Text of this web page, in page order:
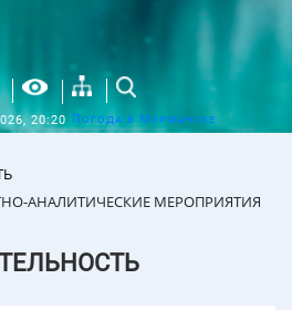
20:20 Погода в Мурманске
АНАЛИТИЧЕСКИЕ МЕРОПРИЯТИЯ